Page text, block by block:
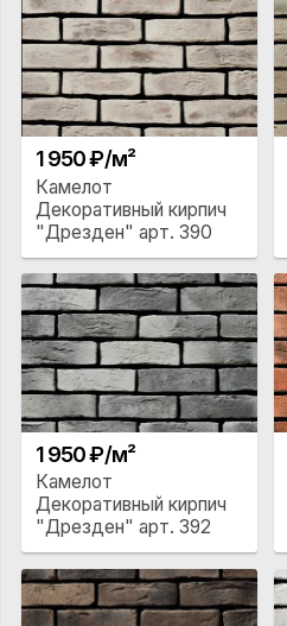
1 950 ₽/м²
Камелот
Декоративный кирпич
"Дрезден" арт. 390
1 950 ₽/м²
Камелот
Декоративный кирпич
"Дрезден" арт. 392